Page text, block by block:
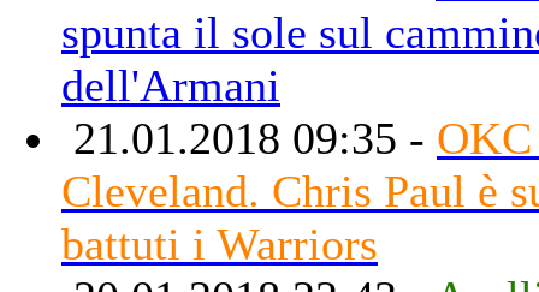
spunta il sole sul
dell'Armani
21.01.2018 09:35 -
Cleveland. Chris Paul è
battuti i Warriors